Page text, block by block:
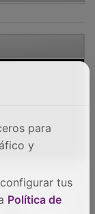
para
y
tus
Política de